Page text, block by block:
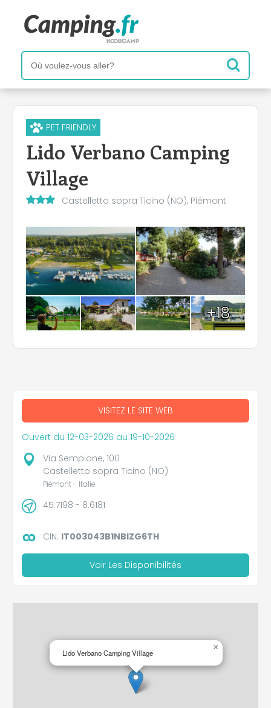
PET FRIENDLY
Lido Verbano Camping
Village
Castelletto sopra Ticino (NO), Piémont
+18
VISITEZ LE SITE WEB
Ouvert du 12-03-2026 au 19-10-2026
Via Sempione, 100
Castelletto sopra Ticino (NO)
Piémont - Italie
45.7198 - 8.6181
CIN: IT003043B1NBIZG6TH
Voir Les Disponibilités
Lido Verbano Camping Village
×